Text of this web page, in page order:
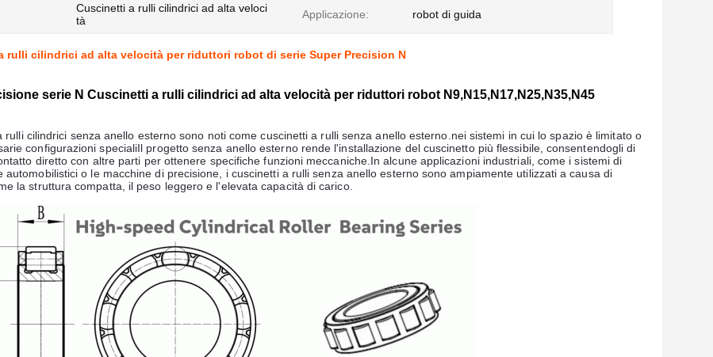
Cuscinetti a rulli cilindrici ad alta veloci
tà
Applicazione: robot di guida
rulli cilindrici ad alta velocità per riduttori robot di serie Super Precision N
serie N Cuscinetti a rulli cilindrici ad alta velocità per riduttori robot N9,N15,N17,N25,N35,N45
rulli cilindrici senza anello esterno sono noti come cuscinetti a rulli senza anello esterno.nei sistemi in cui lo spazio è limitato o
configurazioni specialiIl progetto senza anello esterno rende l'installazione del cuscinetto più flessibile, consentendogli di
diretto con altre parti per ottenere specifiche funzioni meccaniche.In alcune applicazioni industriali, come i sistemi di
automobilistici o le macchine di precisione, i cuscinetti a rulli senza anello esterno sono ampiamente utilizzati a causa di
la struttura compatta, il peso leggero e l'elevata capacità di carico.